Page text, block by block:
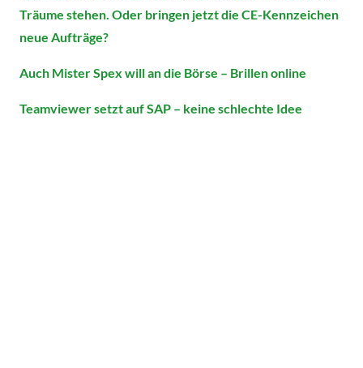
Träume stehen. Oder bringen jetzt die CE-Kennzeichen
neue Aufträge?
Auch Mister Spex will an die Börse – Brillen online
Teamviewer setzt auf SAP – keine schlechte Idee